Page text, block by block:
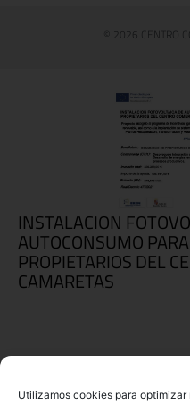
Utilizamos cookies para
© 2026 CENTRO
INSTALACION
AUTOCONSUMO
PROPIETARIOS DEL
CAMARETAS